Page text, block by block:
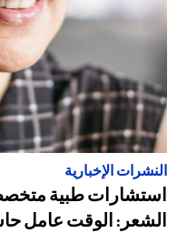
النشرات الإخبارية
استشارات طبية
الشعر: الوقت عامل